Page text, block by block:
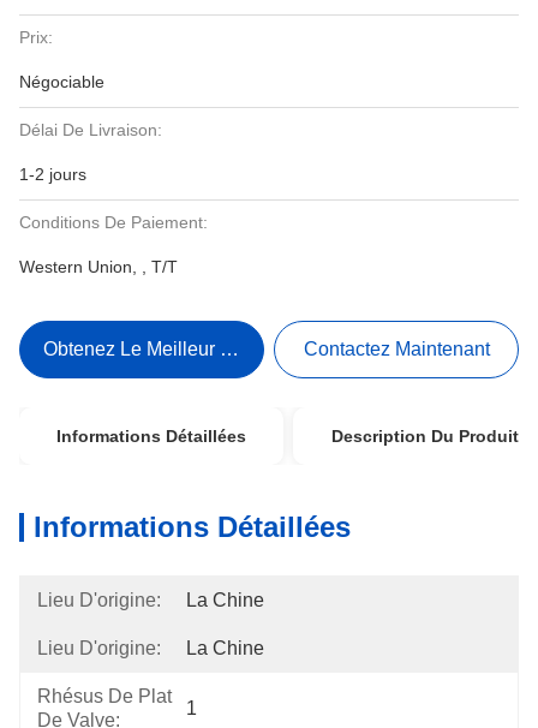
Prix:
Négociable
Délai De Livraison:
1-2 jours
Conditions De Paiement:
Western Union, , T/T
Obtenez Le Meilleur Prix Contactez Maintenant
Informations Détaillées Description Du Produit
Informations Détaillées
Lieu D'origine: La Chine
Lieu D'origine: La Chine
Rhésus De Plat
De Valve:
1